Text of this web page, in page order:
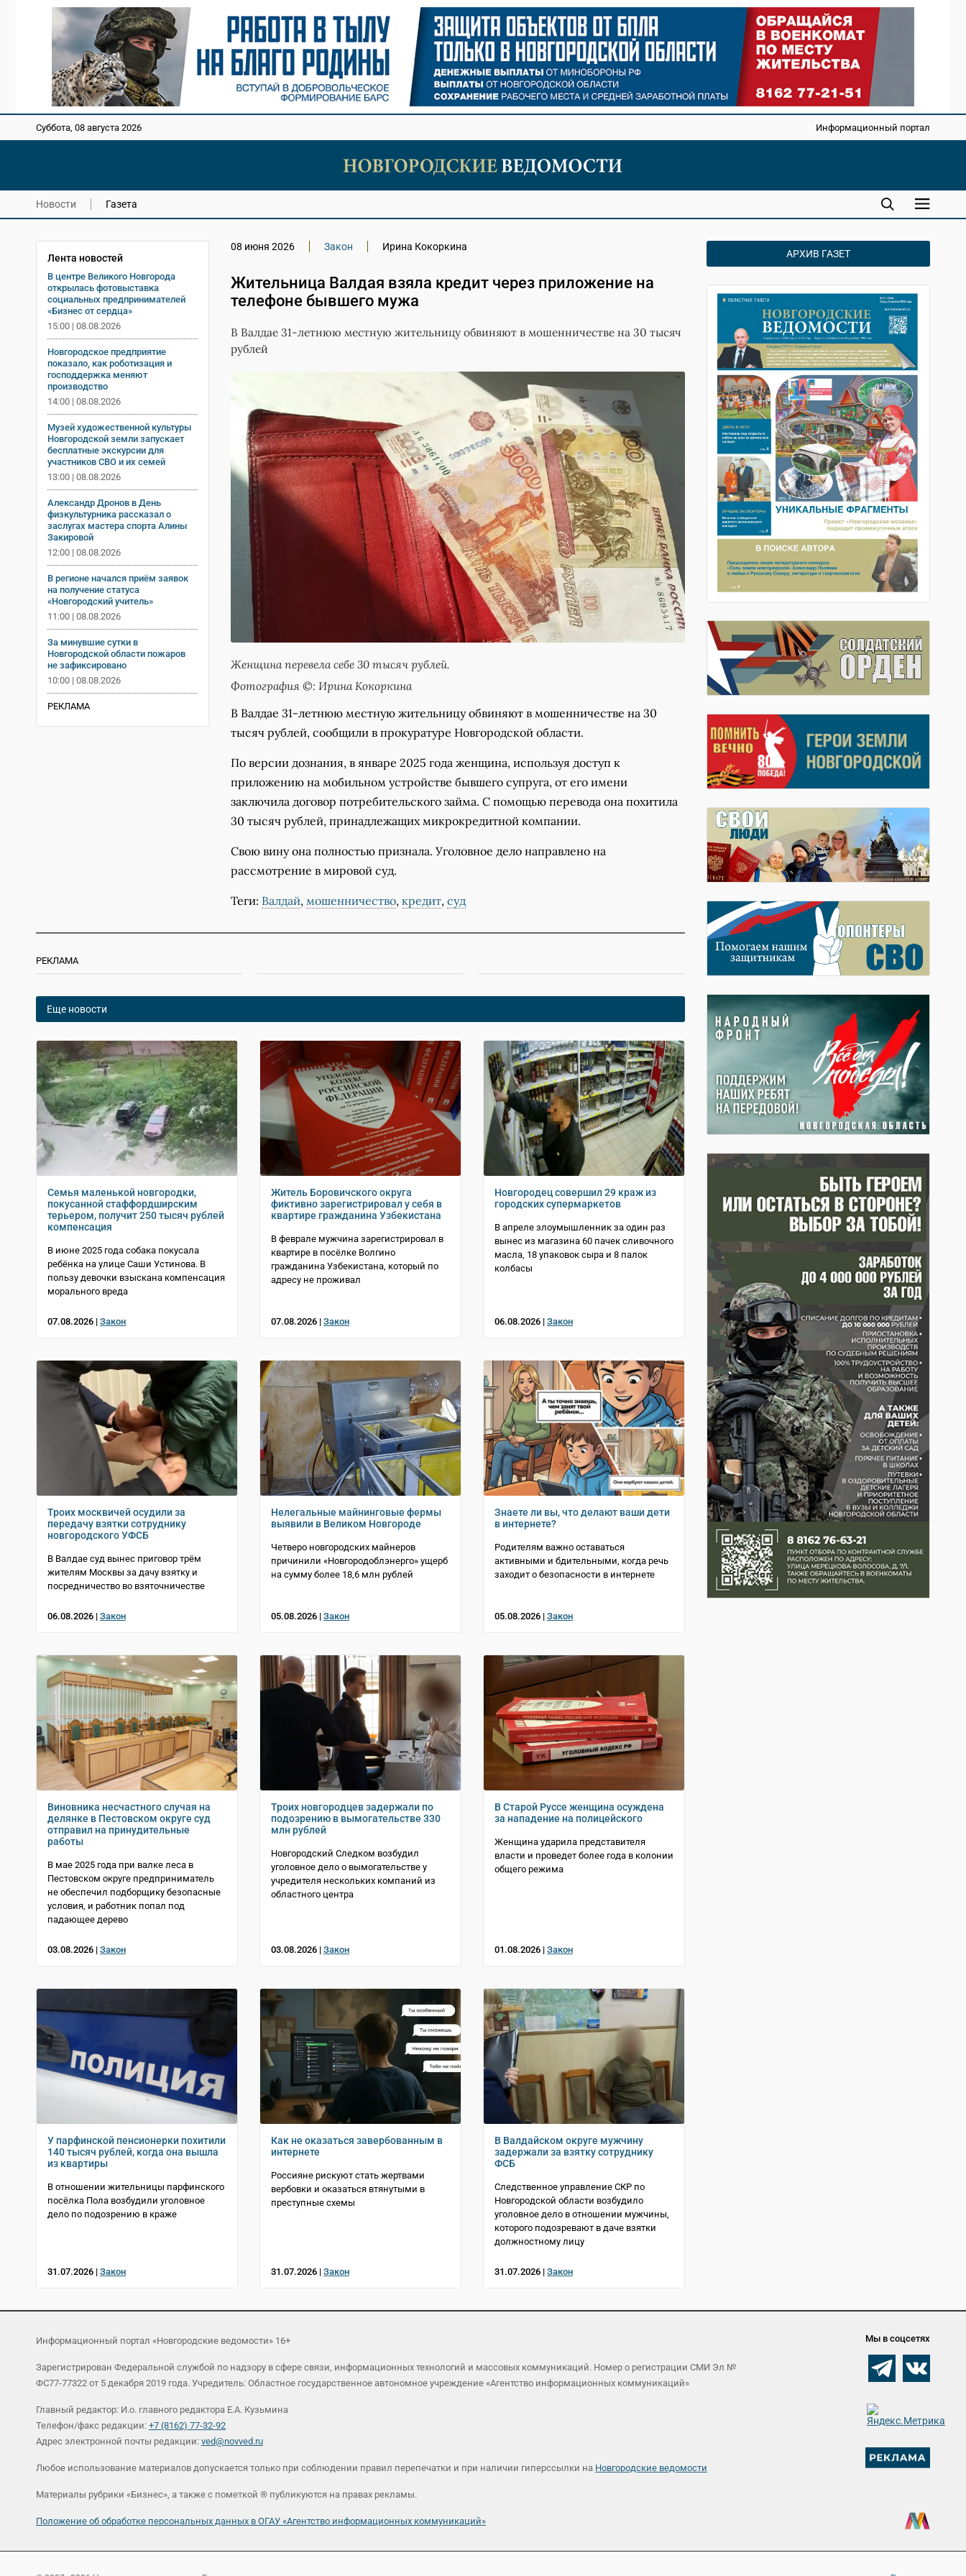
Суббота, 08 августа 2026 Информационный портал
Новости Газета
Лента новостей
В центре Великого Новгорода
открылась фотовыставка
социальных предпринимателей
«Бизнес от сердца»
15:00 | 08.08.2026
Новгородское предприятие
показало, как роботизация и
господдержка меняют
производство
14:00 | 08.08.2026
Музей художественной культуры
Новгородской земли запускает
бесплатные экскурсии для
участников СВО и их семей
13:00 | 08.08.2026
Александр Дронов в День
физкультурника рассказал о
заслугах мастера спорта Алины
Закировой
12:00 | 08.08.2026
В регионе начался приём заявок
на получение статуса
«Новгородский учитель»
11:00 | 08.08.2026
За минувшие сутки в
Новгородской области пожаров
не зафиксировано
10:00 | 08.08.2026
РЕКЛАМА
08 июня 2026 Закон Ирина Кокоркина
Жительница Валдая взяла кредит через приложение на
телефоне бывшего мужа
В Валдае 31-летнюю местную жительницу обвиняют в мошенничестве на 30 тысяч
рублей
Женщина перевела себе 30 тысяч рублей.
Фотография ©: Ирина Кокоркина
В Валдае 31-летнюю местную жительницу обвиняют в мошенничестве на 30
тысяч рублей, сообщили в прокуратуре Новгородской области.
По версии дознания, в январе 2025 года женщина, используя доступ к
приложению на мобильном устройстве бывшего супруга, от его имени
заключила договор потребительского займа. С помощью перевода она похитила
30 тысяч рублей, принадлежащих микрокредитной компании.
Свою вину она полностью признала. Уголовное дело направлено на
рассмотрение в мировой суд.
Теги: Валдай, мошенничество, кредит, суд
РЕКЛАМА
Еще новости
Семья маленькой новгородки,
покусанной стаффордширским
терьером, получит 250 тысяч рублей
компенсация
В июне 2025 года собака покусала
ребёнка на улице Саши Устинова. В
пользу девочки взыскана компенсация
морального вреда
07.08.2026 | Закон
Житель Боровичского округа
фиктивно зарегистрировал у себя в
квартире гражданина Узбекистана
В феврале мужчина зарегистрировал в
квартире в посёлке Волгино
гражданина Узбекистана, который по
адресу не проживал
07.08.2026 | Закон
Новгородец совершил 29 краж из
городских супермаркетов
В апреле злоумышленник за один раз
вынес из магазина 60 пачек сливочного
масла, 18 упаковок сыра и 8 палок
колбасы
06.08.2026 | Закон
Троих москвичей осудили за
передачу взятки сотруднику
новгородского УФСБ
В Валдае суд вынес приговор трём
жителям Москвы за дачу взятку и
посредничество во взяточничестве
06.08.2026 | Закон
Нелегальные майнинговые фермы
выявили в Великом Новгороде
Четверо новгородских майнеров
причинили «Новгородоблэнерго» ущерб
на сумму более 18,6 млн рублей
05.08.2026 | Закон
Знаете ли вы, что делают ваши дети
в интернете?
Родителям важно оставаться
активными и бдительными, когда речь
заходит о безопасности в интернете
05.08.2026 | Закон
Виновника несчастного случая на
делянке в Пестовском округе суд
отправил на принудительные
работы
В мае 2025 года при валке леса в
Пестовском округе предприниматель
не обеспечил подборщику безопасные
условия, и работник попал под
падающее дерево
03.08.2026 | Закон
Троих новгородцев задержали по
подозрению в вымогательстве 330
млн рублей
Новгородский Следком возбудил
уголовное дело о вымогательстве у
учредителя нескольких компаний из
областного центра
03.08.2026 | Закон
В Старой Руссе женщина осуждена
за нападение на полицейского
Женщина ударила представителя
власти и проведет более года в колонии
общего режима
01.08.2026 | Закон
У парфинской пенсионерки похитили
140 тысяч рублей, когда она вышла
из квартиры
В отношении жительницы парфинского
посёлка Пола возбудили уголовное
дело по подозрению в краже
31.07.2026 | Закон
Как не оказаться завербованным в
интернете
Россияне рискуют стать жертвами
вербовки и оказаться втянутыми в
преступные схемы
31.07.2026 | Закон
В Валдайском округе мужчину
задержали за взятку сотруднику
ФСБ
Следственное управление СКР по
Новгородской области возбудило
уголовное дело в отношении мужчины,
которого подозревают в даче взятки
должностному лицу
31.07.2026 | Закон
АРХИВ ГАЗЕТ
Информационный портал «Новгородские ведомости» 16+
Зарегистрирован Федеральной службой по надзору в сфере связи, информационных технологий и массовых коммуникаций. Номер о регистрации СМИ Эл №
ФС77-77322 от 5 декабря 2019 года. Учредитель: Областное государственное автономное учреждение «Агентство информационных коммуникаций»
Главный редактор: И.о. главного редактора Е.А. Кузьмина
Телефон/факс редакции: +7 (8162) 77-32-92
Адрес электронной почты редакции: ved@novved.ru
Любое использование материалов допускается только при соблюдении правил перепечатки и при наличии гиперссылки на Новгородские ведомости
Материалы рубрики «Бизнес», а также с пометкой ® публикуются на правах рекламы.
Положение об обработке персональных данных в ОГАУ «Агентство информационных коммуникаций»
Мы в соцсетях